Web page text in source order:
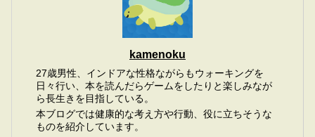
kamenoku
27歳男性、インドアな性格ながらもウォーキングを
日々行い、本を読んだらゲームをしたりと楽しみなが
ら長生きを目指している。
本ブログでは健康的な考え方や行動、役に立ちそうな
ものを紹介しています。